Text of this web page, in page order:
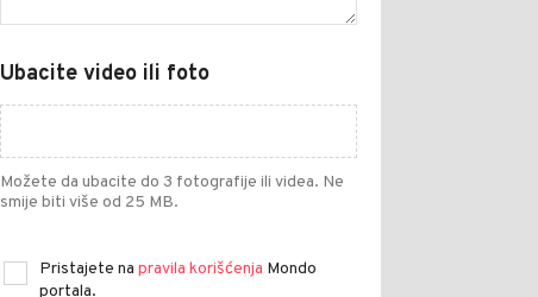
Ubacite video ili foto
Možete da ubacite do 3 fotografije ili videa. Ne
smije biti više od 25 MB.
Pristajete na pravila korišćenja Mondo
portala.